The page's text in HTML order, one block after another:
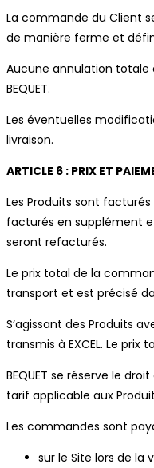
La commande du Client
de manière ferme et
Aucune annulation
BEQUET.
Les éventuelles
livraison.
ARTICLE 6 : PRIX ET
Les Produits sont
facturés en supplément
seront refacturés.
Le prix total de la
transport et est précisé
S‘agissant des Produits
transmis à EXCEL. Le
BEQUET se réserve le
tarif applicable aux
Les commandes sont
sur le Site lors de la